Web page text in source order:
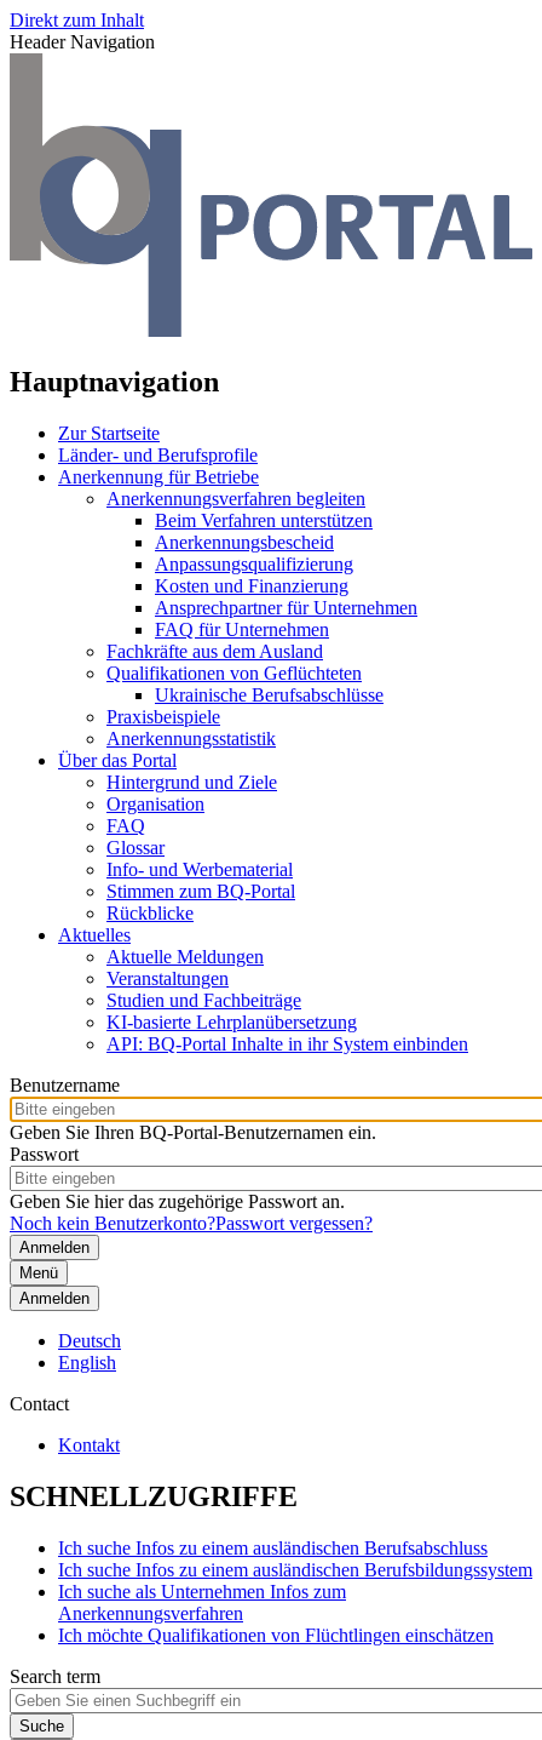
Direkt zum Inhalt
Header Navigation
Hauptnavigation
Zur Startseite
Länder- und Berufsprofile
Anerkennung für Betriebe
Anerkennungsverfahren begleiten
Beim Verfahren unterstützen
Anerkennungsbescheid
Anpassungsqualifizierung
Kosten und Finanzierung
Ansprechpartner für Unternehmen
FAQ für Unternehmen
Fachkräfte aus dem Ausland
Qualifikationen von Geflüchteten
Ukrainische Berufsabschlüsse
Praxisbeispiele
Anerkennungsstatistik
Über das Portal
Hintergrund und Ziele
Organisation
FAQ
Glossar
Info- und Werbematerial
Stimmen zum BQ-Portal
Rückblicke
Aktuelles
Aktuelle Meldungen
Veranstaltungen
Studien und Fachbeiträge
KI-basierte Lehrplanübersetzung
API: BQ-Portal Inhalte in ihr System einbinden
Benutzername
Geben Sie Ihren BQ-Portal-Benutzernamen ein.
Passwort
Geben Sie hier das zugehörige Passwort an.
Noch kein Benutzerkonto?Passwort vergessen?
Menü
Anmelden
Deutsch
English
Contact
Kontakt
SCHNELLZUGRIFFE
Ich suche Infos zu einem ausländischen Berufsabschluss
Ich suche Infos zu einem ausländischen Berufsbildungssystem
Ich suche als Unternehmen Infos zum
Anerkennungsverfahren
Ich möchte Qualifikationen von Flüchtlingen einschätzen
Search term